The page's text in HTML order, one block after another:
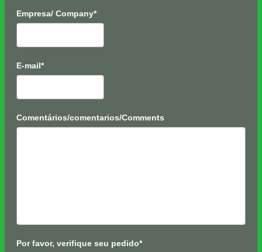
Empresa/ Company*
E-mail*
Comentários/comentarios/Comments
Por favor, verifique seu pedido*